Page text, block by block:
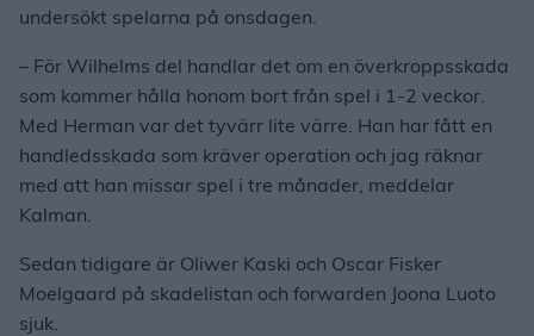
undersökt spelarna på onsdagen.
– För Wilhelms del handlar det om en överkroppsskada
som kommer hålla honom bort från spel i 1-2 veckor.
Med Herman var det tyvärr lite värre. Han har fått en
handledsskada som kräver operation och jag räknar
med att han missar spel i tre månader, meddelar
Kalman.
Sedan tidigare är Oliwer Kaski och Oscar Fisker
Moelgaard på skadelistan och forwarden Joona Luoto
sjuk.